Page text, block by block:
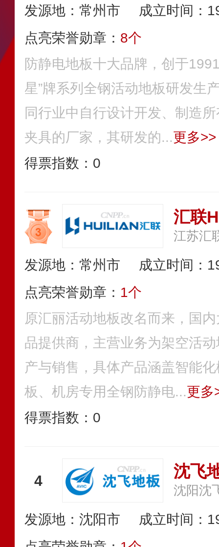
发源地：常州市
成立时间：
点亮荣誉勋章： 8个
防静电地板十大品牌，创于
星”牌系列全钢活动地板研发生
同行业中自行设计开发、制造
夹具的厂家，其研发的...更多>>
得票指数： 0
汇联
发源地：常州市
成立时间：
点亮荣誉勋章： 1个
原汇丽活动地板改名而来，国
品提供商，主营业务为架空活
产与销售，具体产品涵盖智能
板、机房专用全钢防静电...更多
得票指数： 0
4 沈飞
沈阳沈
发源地：沈阳市
成立时间：